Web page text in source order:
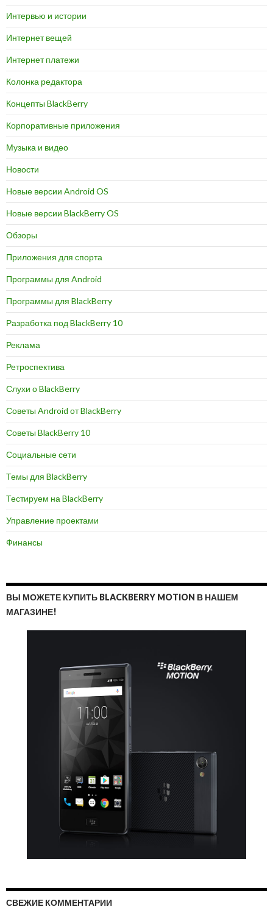
Интервью и истории
Интернет вещей
Интернет платежи
Колонка редактора
Концепты BlackBerry
Корпоративные приложения
Музыка и видео
Новости
Новые версии Android OS
Новые версии BlackBerry OS
Обзоры
Приложения для спорта
Программы для Android
Программы для BlackBerry
Разработка под BlackBerry 10
Реклама
Ретроспектива
Слухи о BlackBerry
Советы Android от BlackBerry
Советы BlackBerry 10
Социальные сети
Темы для BlackBerry
Тестируем на BlackBerry
Управление проектами
Финансы
ВЫ МОЖЕТЕ КУПИТЬ BLACKBERRY MOTION В НАШЕМ
МАГАЗИНЕ!
СВЕЖИЕ КОММЕНТАРИИ